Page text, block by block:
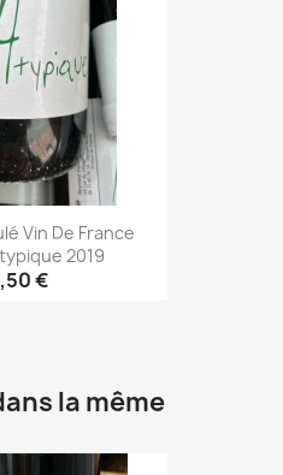
Vin De France
2019
€
la même